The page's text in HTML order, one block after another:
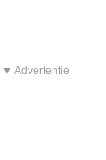
▼ Advertentie